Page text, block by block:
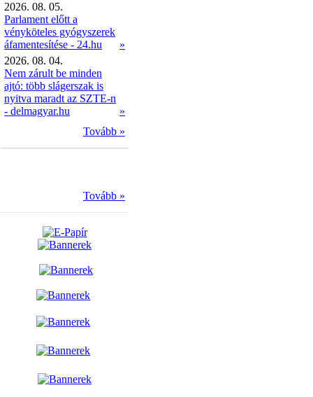
2026. 08. 05.
Parlament előtt a
vényköteles gyógyszerek
áfamentesítése - 24.hu
»
2026. 08. 04.
Nem zárult be minden
ajtó: több slágerszak is
nyitva maradt az SZTE-n
- delmagyar.hu
»
Tovább »
Tovább »